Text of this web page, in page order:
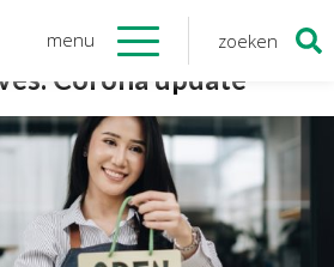
menu zoeken
Corona update